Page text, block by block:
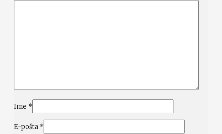
Ime *
E-pošta *